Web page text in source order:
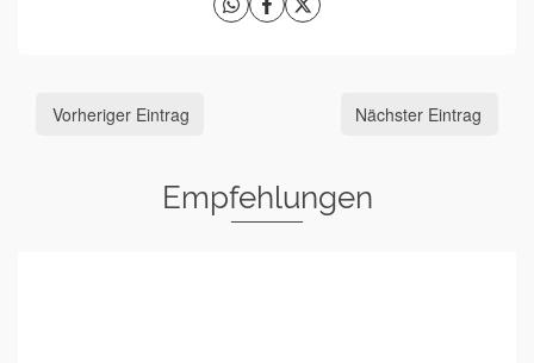
Vorheriger Eintrag Nächster Eintrag
Empfehlungen